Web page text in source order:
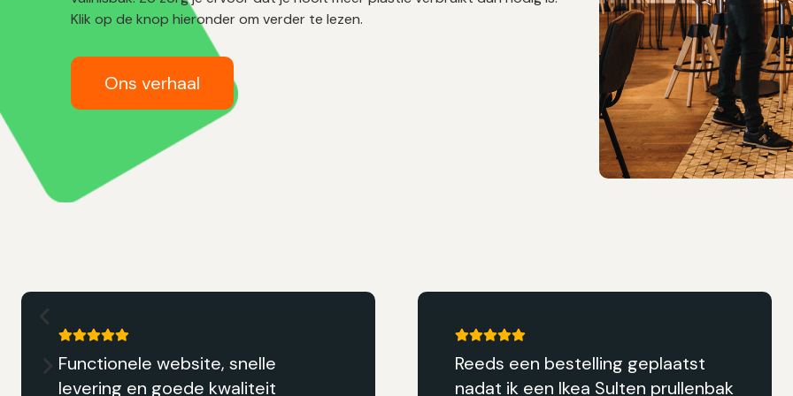
Klik op de knop hieronder om verder te lezen.
Ons verhaal
Reeds een bestelling geplaatst
nadat ik een Ikea Sulten prullenbak
Ideale site, de
meten en opslaan.